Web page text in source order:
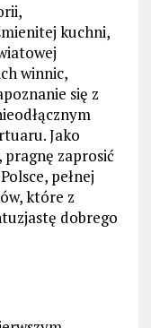
kuchni,
winnic,
się z
Jako
zaprosić
pełnej
które z
dobrego